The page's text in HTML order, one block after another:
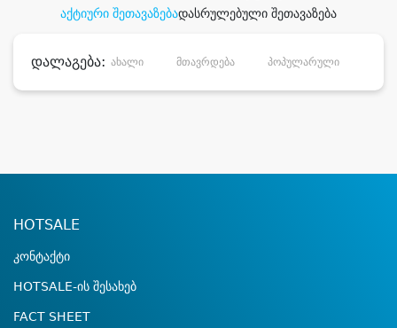
აქტიური შეთავაზებადასრულებული შეთავაზება
დალაგება: ახალი მთავრდება პოპულარული
HOTSALE
კონტაქტი
HOTSALE-ის შესახებ
FACT SHEET